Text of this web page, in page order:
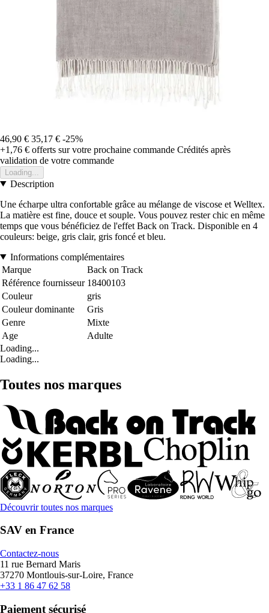
46,90 € 35,17 € -25%
+1,76 € offerts sur votre prochaine commande Crédités après
validation de votre commande
Loading...
Description
Une écharpe ultra confortable grâce au mélange de viscose et Welltex.
La matière est fine, douce et souple. Vous pouvez rester chic en même
temps que vous bénéficiez de l'effet Back on Track. Disponible en 4
couleurs: beige, gris clair, gris foncé et bleu.
Informations complémentaires
Marque
Back on Track
Référence fournisseur 18400103
Couleur
gris
Couleur dominante
Gris
Genre
Mixte
Age
Adulte
Loading...
Loading...
Toutes nos marques
Découvrir toutes nos marques
SAV en France
Contactez-nous
11 rue Bernard Maris
37270 Montlouis-sur-Loire, France
+33 1 86 47 62 58
Paiement sécurisé